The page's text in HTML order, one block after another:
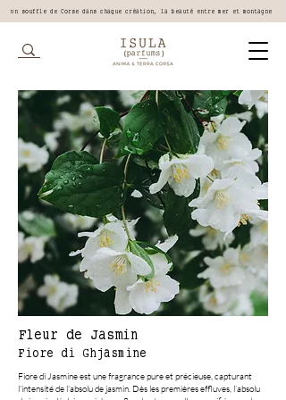
Un souffle de Corse dans chaque création, la beauté entre mer et montagne
Fleur de Jasmin
Fiore di Ghjasmine
Fiore di Jasmine est une fragrance pure et précieuse, capturant
l’intensité de l’absolu de jasmin. Dès les premières effluves, l’absolu